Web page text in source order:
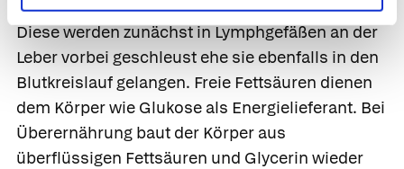
Eiweißmolekülen zuChylomikronenzusammen.
Diese werden zunächst in Lymphgefäßen an der
Leber vorbei geschleust ehe sie ebenfalls in den
Blutkreislauf gelangen. Freie Fettsäuren dienen
dem Körper wie Glukose als Energielieferant. Bei
Überernährung baut der Körper aus
überflüssigen Fettsäuren und Glycerin wieder